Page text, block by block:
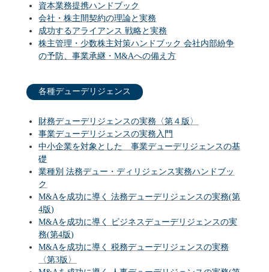
資本業務提携ハンドブック
会社・株主間契約の理論と実務
成功するアライアンス 戦略と実務
株主管理・少数株主対策ハンドブック 会社内部紛争
の予防、事業承継・M&Aへの備え方
各種デューデリジェンス
財務デューデリジェンスの実務〈第４版〉
事業デューデリジェンスの実務入門
中小企業を対象とした 事業デューデリジェンスの基
礎
業種別 法務デュー・ディリジェンス実務ハンドブッ
ク
M&Aを成功に導く 法務デューデリジェンスの実務(第
4版)
M&Aを成功に導く ビジネスデューデリジェンスの実
務(第4版)
M&Aを成功に導く 税務デューデリジェンスの実務
〈第3版〉